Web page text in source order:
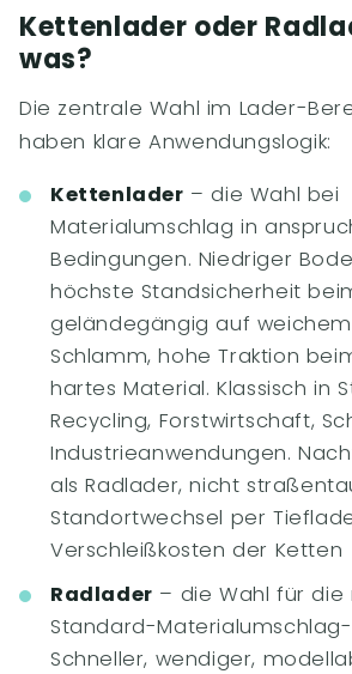
Kettenlader oder
was?
Die zentrale Wahl im Lader-
haben klare Anwendungslogik:
Kettenlader – die Wahl bei
Materialumschlag in
Bedingungen. Niedriger
höchste Standsicherheit
geländegängig auf
Schlamm, hohe Traktion
hartes Material. Klassisch in
Recycling, Forstwirtschaft,
Industrieanwendungen.
als Radlader, nicht
Standortwechsel per
Verschleißkosten der Ketten
Radlader – die Wahl für die
Standard-
Schneller, wendiger,